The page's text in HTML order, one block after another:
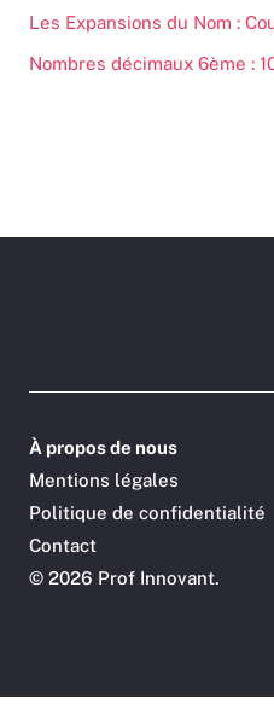
Les Expansions du Nom :
Nombres décimaux 6ème :
© 2026 Prof Innovant.
À propos de nous
Mentions légales
Politique de confidentialité
Contact